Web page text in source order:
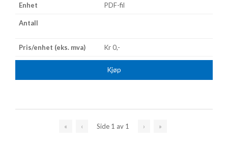
PDF-fil
Kr 0,-
Kjøp
« ‹ Side 1 av 1 › »